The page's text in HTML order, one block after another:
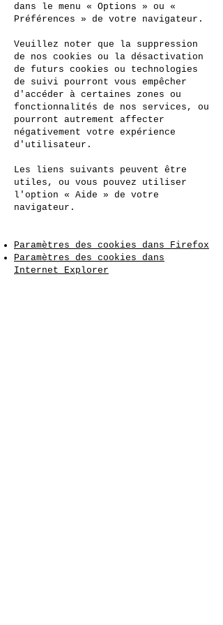
dans le menu « Options » ou «
Préférences » de votre navigateur.
Veuillez noter que la suppression
de nos cookies ou la désactivation
de futurs cookies ou technologies
de suivi pourront vous empêcher
d'accéder à certaines zones ou
fonctionnalités de nos services, ou
pourront autrement affecter
négativement votre expérience
d'utilisateur.
Les liens suivants peuvent être
utiles, ou vous pouvez utiliser
l'option « Aide » de votre
navigateur.
Paramètres des cookies dans Firefox
Paramètres des cookies dans
Internet Explorer